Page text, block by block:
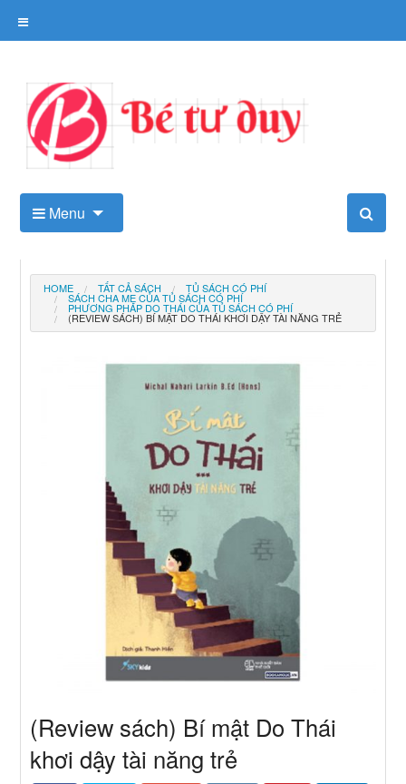
Kho tài liệu tư duy cho trẻ
Menu
HOME TẤT CẢ SÁCH TỦ SÁCH CÓ PHÍ
SÁCH CHA MẸ CỦA TỦ SÁCH CÓ PHÍ
PHƯƠNG PHÁP DO THÁI CỦA TỦ SÁCH CÓ PHÍ
(REVIEW SÁCH) BÍ MẬT DO THÁI KHƠI DẬY TÀI NĂNG TRẺ
(Review sách) Bí mật Do Thái
khơi dậy tài năng trẻ